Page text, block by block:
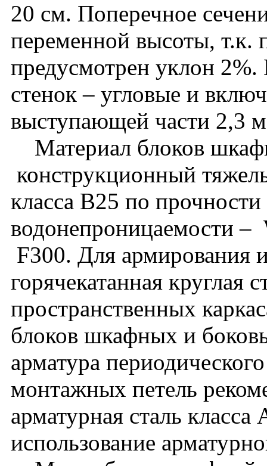
20 см. Поперечное
переменной высоты, т.к.
предусмотрен уклон
стенок – угловые и
выступающей части 2,3
Материал блоков
конструкционный
класса В25 по
водонепроницаемости –
F300. Для армирования
горячекатанная
пространственных
блоков шкафных и
арматура
монтажных петель
арматурная сталь
использование